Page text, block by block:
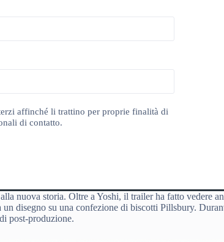
affinché li trattino per proprie finalità di
di contatto.
nuova storia. Oltre a Yoshi, il trailer ha fatto vedere
disegno su una confezione di biscotti Pillsbury.
post-produzione.